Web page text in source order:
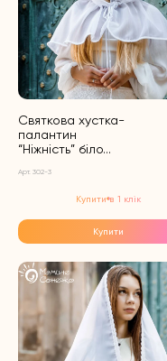
Святкова хустка-
палантин
“Ніжність” біло...
Арт. 302-3
Купити в 1 клік
Купити